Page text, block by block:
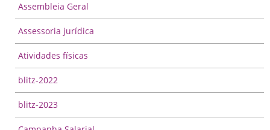
Assembleia Geral
Assessoria jurídica
Atividades físicas
blitz-2022
blitz-2023